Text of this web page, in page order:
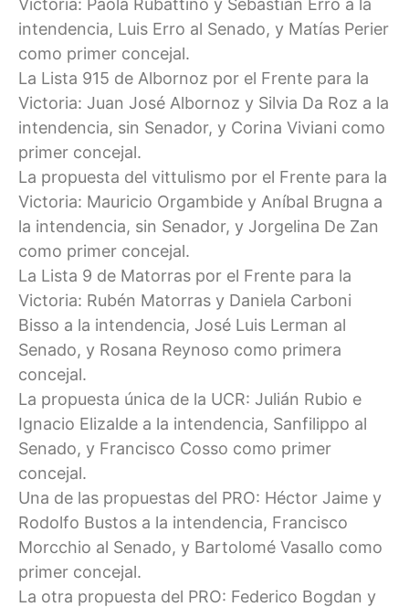
Victoria: Paola Rubattino y Sebastián Erro a la
intendencia, Luis Erro al Senado, y Matías Perier
como primer concejal.
La Lista 915 de Albornoz por el Frente para la
Victoria: Juan José Albornoz y Silvia Da Roz a la
intendencia, sin Senador, y Corina Viviani como
primer concejal.
La propuesta del vittulismo por el Frente para la
Victoria: Mauricio Orgambide y Aníbal Brugna a
la intendencia, sin Senador, y Jorgelina De Zan
como primer concejal.
La Lista 9 de Matorras por el Frente para la
Victoria: Rubén Matorras y Daniela Carboni
Bisso a la intendencia, José Luis Lerman al
Senado, y Rosana Reynoso como primera
concejal.
La propuesta única de la UCR: Julián Rubio e
Ignacio Elizalde a la intendencia, Sanfilippo al
Senado, y Francisco Cosso como primer
concejal.
Una de las propuestas del PRO: Héctor Jaime y
Rodolfo Bustos a la intendencia, Francisco
Morcchio al Senado, y Bartolomé Vasallo como
primer concejal.
La otra propuesta del PRO: Federico Bogdan y